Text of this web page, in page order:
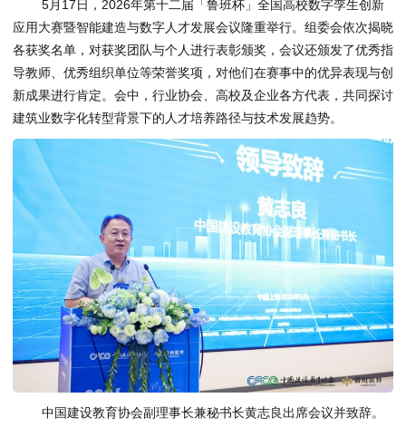
5月17日，2026年第十二届「鲁班杯」全国高校数字孪生创新
应用大赛暨智能建造与数字人才发展会议隆重举行。组委会依次揭晓
各获奖名单，对获奖团队与个人进行表彰颁奖，会议还颁发了优秀指
导教师、优秀组织单位等荣誉奖项，对他们在赛事中的优异表现与创
新成果进行肯定。会中，行业协会、高校及企业各方代表，共同探讨
建筑业数字化转型背景下的人才培养路径与技术发展趋势。
中国建设教育协会副理事长兼秘书长黄志良出席会议并致辞。